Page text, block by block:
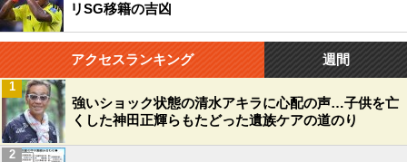
リSG移籍の吉凶
アクセスランキング 週間
強いショック状態の清水アキラに心配の声…子供を亡
くした神田正輝らもたどった遺族ケアの道のり
1
2